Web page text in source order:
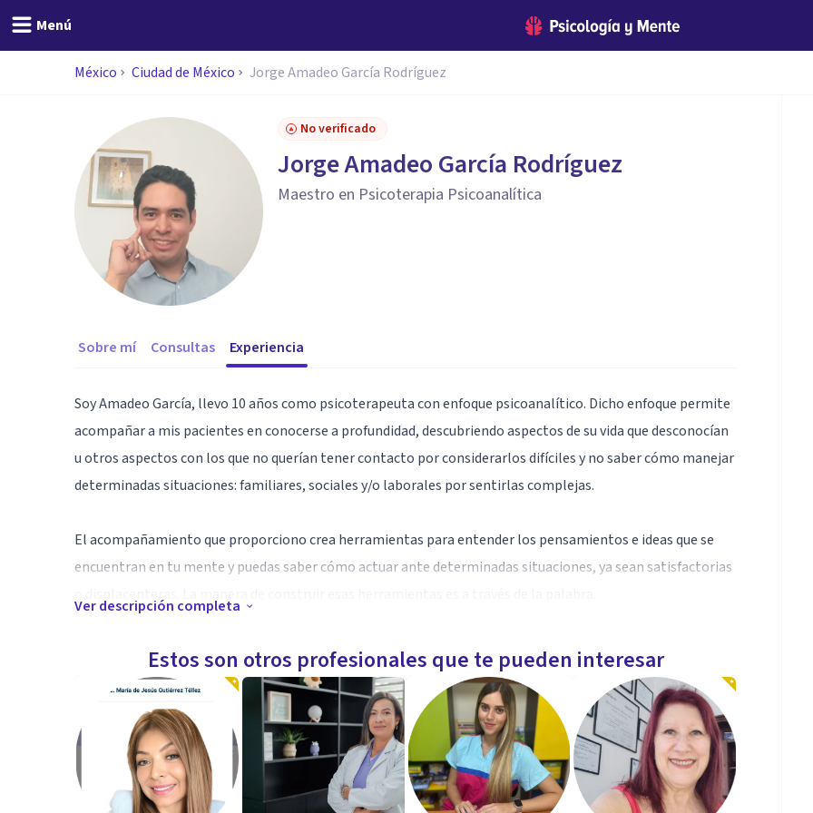
Menú
México Ciudad de México Jorge Amadeo García Rodríguez
No verificado
Jorge Amadeo García Rodríguez
Maestro en Psicoterapia Psicoanalítica
Sobre mí Consultas Experiencia
Soy Amadeo García, llevo 10 años como psicoterapeuta con enfoque psicoanalítico. Dicho enfoque permite
acompañar a mis pacientes en conocerse a profundidad, descubriendo aspectos de su vida que desconocían
u otros aspectos con los que no querían tener contacto por considerarlos difíciles y no saber cómo manejar
determinadas situaciones: familiares, sociales y/o laborales por sentirlas complejas.
El acompañamiento que proporciono crea herramientas para entender los pensamientos e ideas que se
encuentran en tu mente y puedas saber cómo actuar ante determinadas situaciones, ya sean satisfactorias
En este espacio brindado para ti podrás expresar lo que piensas sin el temor de sentirte juzgado pues hay
una escucha atenta a lo que dices para ayudarte y explorar tu mundo interno.
Especialidad
Mi especialidad es el tratamiento con personas que padecen ansiedad, depresión, derivado de situaciones
personales como conflictos familiares, laborales, sociales o alguna enfermedad orgánica que les genera un
malestar psíquico.
Ver descripción completa
Estos son otros profesionales que te pueden interesar